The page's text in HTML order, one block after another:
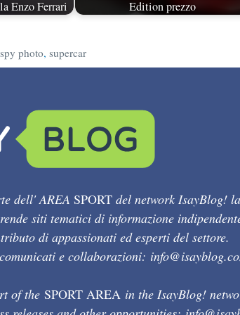
Enzo Ferrari
Edition prezzo
spy photo,supercar
dell' AREA SPORT del network IsayBlog!
siti tematici di informazione
di appassionati ed esperti del settore.
e collaborazioni:
of the SPORT AREA in the IsayBlog!